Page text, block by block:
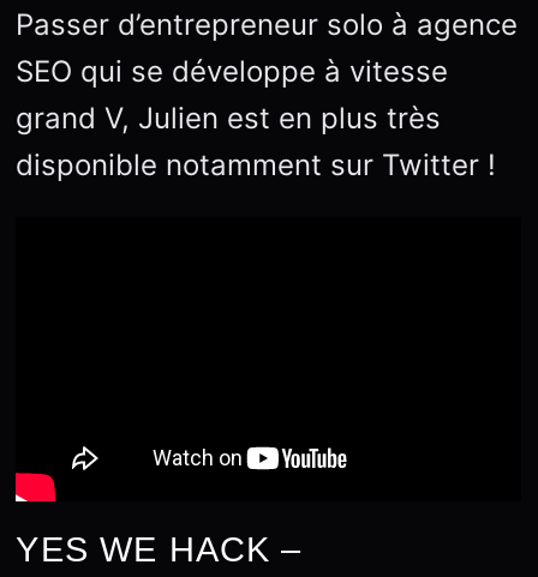
Passer d’entrepreneur solo à agence
SEO qui se développe à vitesse
grand V, Julien est en plus très
disponible notamment sur Twitter !
YES WE HACK –